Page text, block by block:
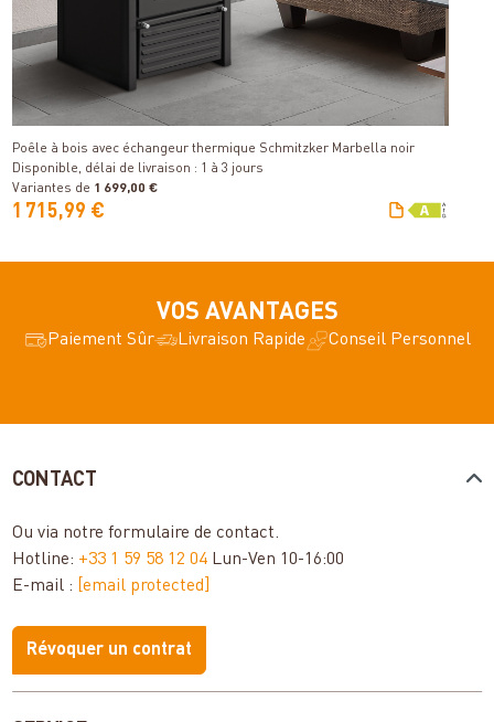
Poêle à bois avec échangeur thermique Schmitzker Marbella noir
Disponible, délai de livraison : 1 à 3 jours
Variantes de 1 699,00 €
1 715,99 €
VOS AVANTAGES
Paiement Sûr Livraison Rapide Conseil Personnel
CONTACT
Ou via notreformulaire de contact.
Hotline: +33 1 59 58 12 04 Lun-Ven 10-16:00
E-mail : [email protected]
Révoquer un contrat